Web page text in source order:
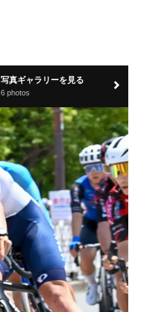
写真ギャラリーを見る
6 photos